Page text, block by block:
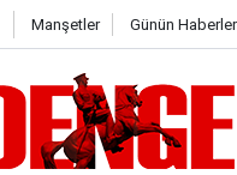
Manşetler Günün